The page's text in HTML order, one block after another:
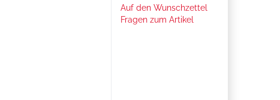
Auf den Wunschzettel
Fragen zum Artikel